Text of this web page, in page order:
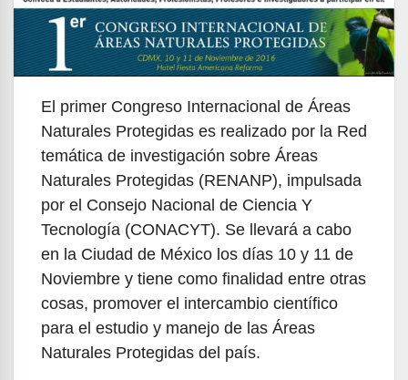
El primer Congreso Internacional de Áreas
Naturales Protegidas es realizado por la Red
temática de investigación sobre Áreas
Naturales Protegidas (RENANP), impulsada
por el Consejo Nacional de Ciencia Y
Tecnología (CONACYT). Se llevará a cabo
en la Ciudad de México los días 10 y 11 de
Noviembre y tiene como finalidad entre otras
cosas, promover el intercambio científico
para el estudio y manejo de las Áreas
Naturales Protegidas del país.